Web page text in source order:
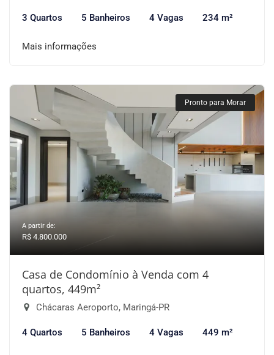
3 Quartos 5 Banheiros 4 Vagas 234 m²
Mais informações
Pronto para Morar
A partir de:
R$ 4.800.000
Casa de Condomínio à Venda com 4
quartos, 449m²
Chácaras Aeroporto, Maringá-PR
4 Quartos 5 Banheiros 4 Vagas 449 m²